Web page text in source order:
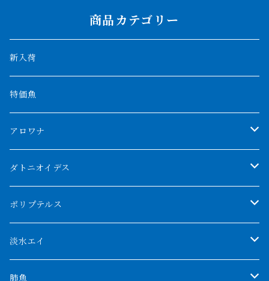
商品カテゴリー
新入荷
特価魚
アロワナ
クンパイ
アブソリュートレッド
AGUS スーパーレッドF4
特殊アロワナ
ダトニオイデス
シャムタイガー
特殊ダトニオ
ダトニオプラスワン
ポリプテルス
モンスターポリプ
特殊ポリプ
淡水エイ
シナガワダイヤ
肺魚